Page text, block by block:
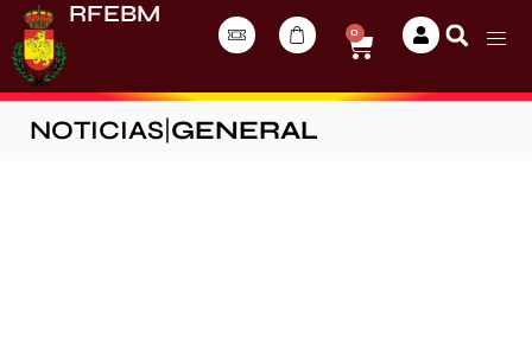
RFEBM
0
NOTICIAS GENERAL